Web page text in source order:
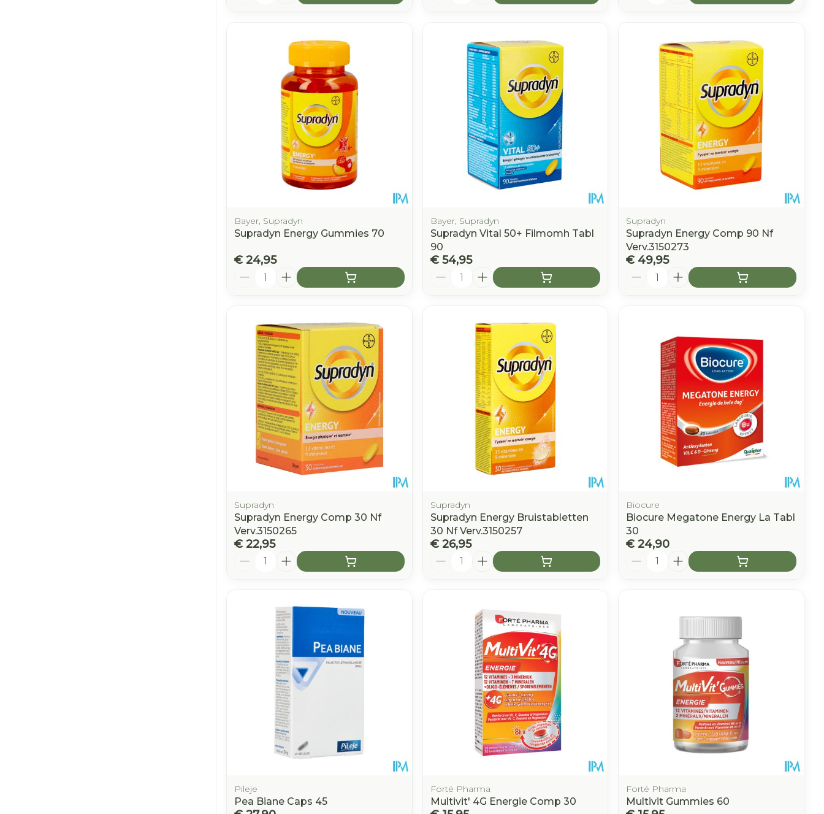
Bayer, Supradyn
Supradyn Energy Gummies 70
€ 24,95
Aantal
Bayer, Supradyn
Supradyn Vital 50+ Filmomh Tabl
90
€ 54,95
Aantal
Supradyn
Supradyn Energy Comp 90 Nf
Verv.3150273
€ 49,95
Aantal
Supradyn
Supradyn Energy Comp 30 Nf
Verv.3150265
€ 22,95
Aantal
Supradyn
Supradyn Energy Bruistabletten
30 Nf Verv.3150257
€ 26,95
Aantal
Biocure
Biocure Megatone Energy La Tabl
30
€ 24,90
Aantal
Pileje
Pea Biane Caps 45
Forté Pharma
Multivit' 4G Energie Comp 30
Forté Pharma
Multivit Gummies 60